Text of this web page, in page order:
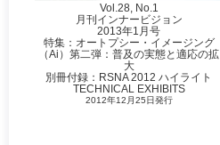
Vol.28, No.1
月刊インナービジョン
2013年1月号
特集：オートプシー・イメージング
（Ai）第二弾：普及の実態と適応の拡
大
別冊付録：RSNA 2012 ハイライト
TECHNICAL EXHIBITS
2012年12月25日発行